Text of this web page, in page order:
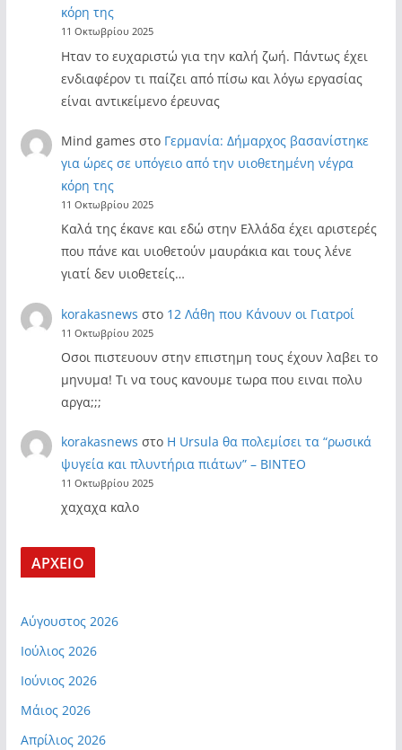
κόρη της
11 Οκτωβρίου 2025
Ηταν το ευχαριστώ για την καλή ζωή. Πάντως έχει
ενδιαφέρον τι παίζει από πίσω και λόγω εργασίας
είναι αντικείμενο έρευνας
Mind games στο Γερμανία: Δήμαρχος βασανίστηκε
για ώρες σε υπόγειο από την υιοθετημένη νέγρα
κόρη της
11 Οκτωβρίου 2025
Καλά της έκανε και εδώ στην Ελλάδα έχει αριστερές
που πάνε και υιοθετούν μαυράκια και τους λένε
γιατί δεν υιοθετείς…
korakasnews στο 12 Λάθη που Κάνουν οι Γιατροί
11 Οκτωβρίου 2025
Οσοι πιστευουν στην επιστημη τους έχουν λαβει το
μηνυμα! Τι να τους κανουμε τωρα που ειναι πολυ
αργα;;;
korakasnews στο Η Ursula θα πολεμίσει τα “ρωσικά
ψυγεία και πλυντήρια πιάτων” – ΒΙΝΤΕΟ
11 Οκτωβρίου 2025
χαχαχα καλο
ΑΡΧΕΙΟ
Αύγουστος 2026
Ιούλιος 2026
Ιούνιος 2026
Μάιος 2026
Απρίλιος 2026